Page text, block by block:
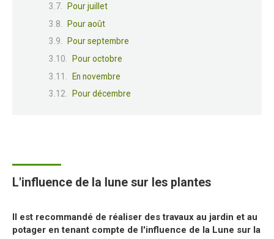
Pour juillet
Pour août
Pour septembre
Pour octobre
En novembre
Pour décembre
L'influence de la lune sur les plantes
Il est recommandé de réaliser des travaux au jardin et au
potager en tenant compte de l'influence de la Lune sur la